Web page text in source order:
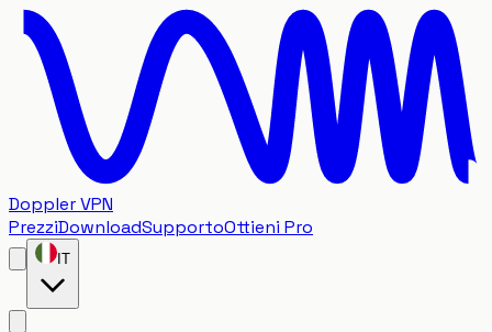
Doppler VPN
PrezziDownloadSupportoOttieni Pro
IT